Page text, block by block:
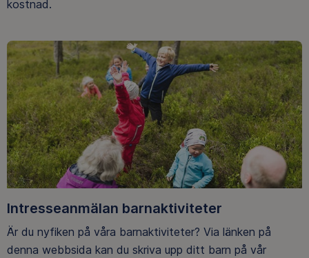
kostnad.
Intresseanmälan barnaktiviteter
Är du nyfiken på våra barnaktiviteter? Via länken på
denna webbsida kan du skriva upp ditt barn på vår